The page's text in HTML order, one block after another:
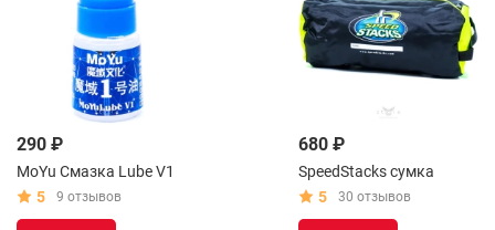
290 ₽
MoYu Смазка Lube V1
5
9 отзывов
680 ₽
SpeedStacks сумка
5
30 отзывов